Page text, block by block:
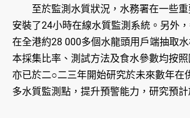
至於監測水質狀況，水務署在一些重
安裝了24小時在線水質監測系統。另外
在全港約28 000多個水龍頭用戶端抽取
本採集比率、測試方法及食水參數均按
亦已於二○二三年開始研究於未來數年在
多水質監測點，提升預警能力，研究預計